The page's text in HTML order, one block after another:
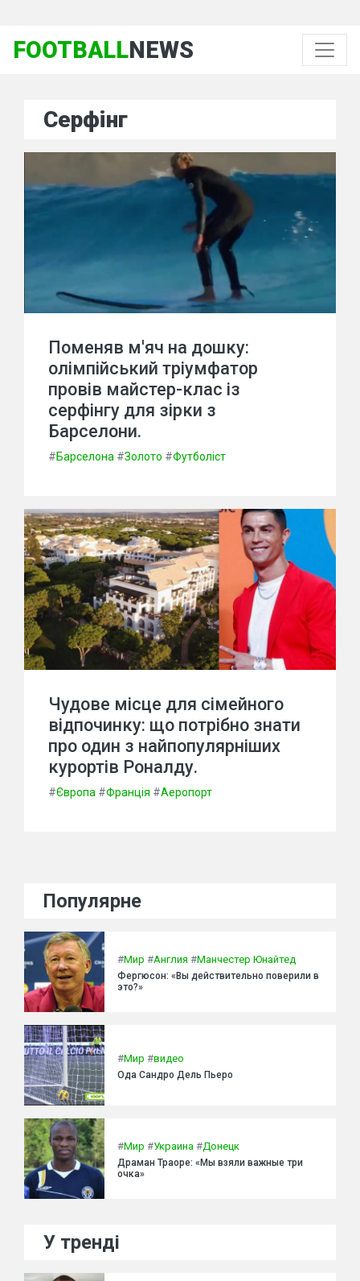
FOOTBALLNEWS
Серфінг
Поменяв м'яч на дошку:
олімпійський тріумфатор
провів майстер-клас із
серфінгу для зірки з
Барселони.
#Барселона #Золото #Футболіст
Чудове місце для сімейного
відпочинку: що потрібно знати
про один з найпопулярніших
курортів Роналду.
#Європа #Франція #Аеропорт
Популярне
#Мир #Англия #Манчестер Юнайтед
Фергюсон: «Вы действительно поверили в
это?»
#Мир #видео
Ода Сандро Дель Пьеро
#Мир #Украина #Донецк
Драман Траоре: «Мы взяли важные три
очка»
У тренді